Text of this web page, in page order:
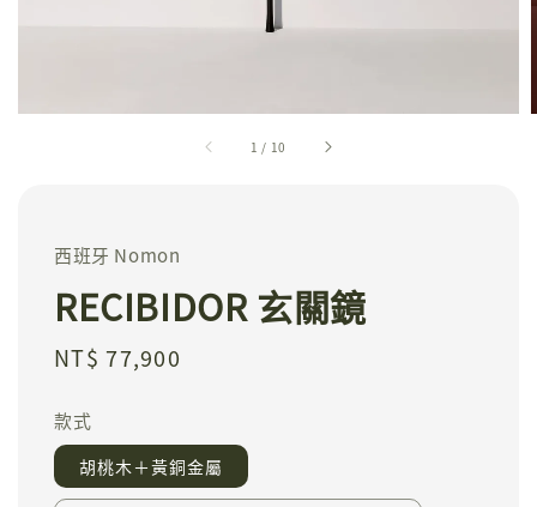
1 / 10
西班牙 Nomon
RECIBIDOR 玄關鏡
Regular
NT$ 77,900
款式
胡桃木＋黃銅金屬